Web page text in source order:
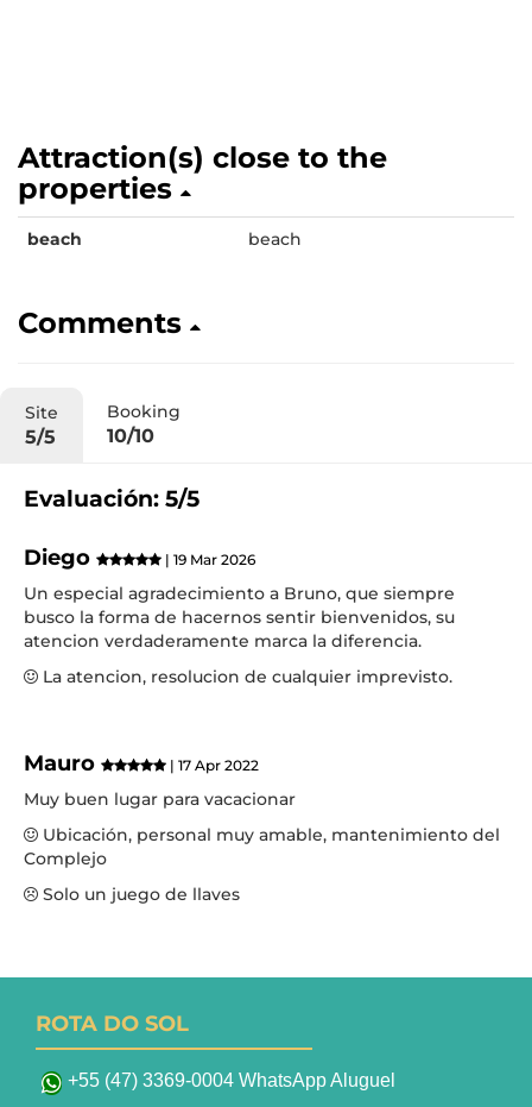
Attraction(s) close to the
properties
beach beach
Comments
Site
5/5
Booking
10/10
Evaluación: 5/5
Diego | 19 Mar 2026
Un especial agradecimiento a Bruno, que siempre
busco la forma de hacernos sentir bienvenidos, su
atencion verdaderamente marca la diferencia.
La atencion, resolucion de cualquier imprevisto.
Mauro | 17 Apr 2022
Muy buen lugar para vacacionar
Ubicación, personal muy amable, mantenimiento del
Complejo
Solo un juego de llaves
ROTA DO SOL
+55 (47) 3369-0004 WhatsApp Aluguel